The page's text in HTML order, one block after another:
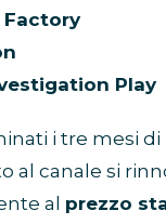
Play
i tre mesi
al canale si
al prezzo